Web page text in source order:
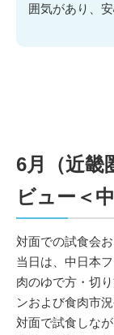
囲気があり、
6月（近畿
ビュー＜
対面での試食会
当日は、中日本
肉のゆで方・切
ンおよび食肉市
対面で試食しな